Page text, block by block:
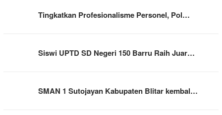
Tingkatkan Profesionalisme Personel, Pol…
Siswi UPTD SD Negeri 150 Barru Raih Juar…
SMAN 1 Sutojayan Kabupaten Blitar kembal…